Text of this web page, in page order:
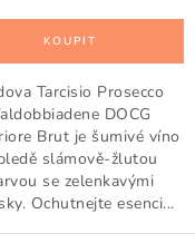
Tarcisio Prosecco
DOCG
Brut je šumivé víno
slámově-žlutou
se zelenkavými
Ochutnejte esenci...